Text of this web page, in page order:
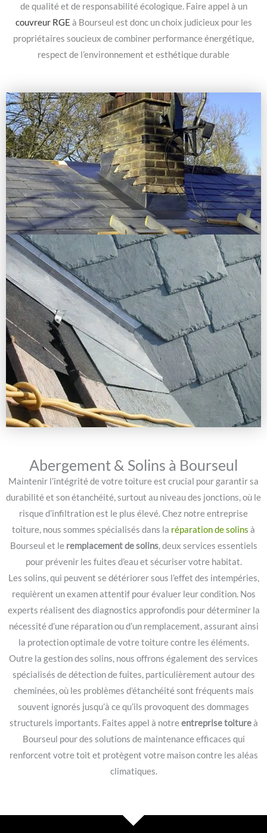
de qualité et de responsabilité écologique. Faire appel à un
couvreur RGE à Bourseul est donc un choix judicieux pour les
propriétaires soucieux de combiner performance énergétique,
respect de l’environnement et esthétique durable
Abergement & Solins à Bourseul
Maintenir l’intégrité de votre toiture est crucial pour garantir sa
durabilité et son étanchéité, surtout au niveau des jonctions, où le
risque d’infiltration est le plus élevé. Chez notre entreprise
toiture, nous sommes spécialisés dans la réparation de solins à
Bourseul et le remplacement de solins, deux services essentiels
pour prévenir les fuites d’eau et sécuriser votre habitat.
Les solins, qui peuvent se détériorer sous l’effet des intempéries,
requièrent un examen attentif pour évaluer leur condition. Nos
experts réalisent des diagnostics approfondis pour déterminer la
nécessité d’une réparation ou d’un remplacement, assurant ainsi
la protection optimale de votre toiture contre les éléments.
Outre la gestion des solins, nous offrons également des services
spécialisés de détection de fuites, particulièrement autour des
cheminées, où les problèmes d’étanchéité sont fréquents mais
souvent ignorés jusqu’à ce qu’ils provoquent des dommages
structurels importants. Faites appel à notreentreprise toitureà
Bourseul pour des solutions de maintenance efficaces qui
renforcent votre toit et protègent votre maison contre les aléas
climatiques.